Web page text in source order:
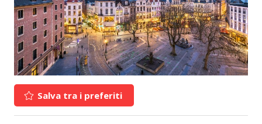
Salva tra i preferiti